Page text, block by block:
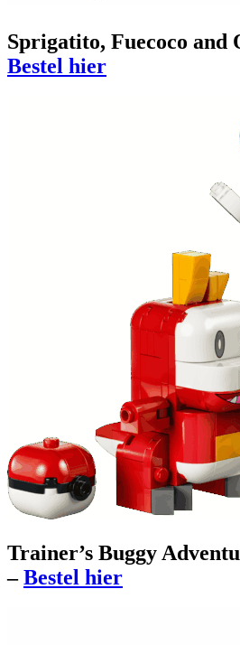
Sprigatito, Fuecoco and
Bestel hier
Trainer’s Buggy
–Bestel hier